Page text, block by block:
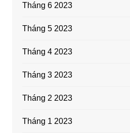
Tháng 6 2023
Tháng 5 2023
Tháng 4 2023
Tháng 3 2023
Tháng 2 2023
Tháng 1 2023